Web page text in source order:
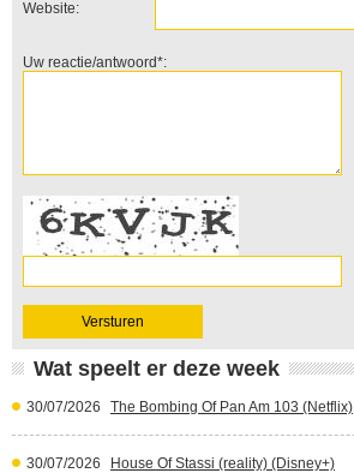
Website:
Uw reactie/antwoord*:
Wat speelt er deze week
30/07/2026 The Bombing Of Pan Am 103 (Netflix)
30/07/2026 House Of Stassi (reality) (Disney+)